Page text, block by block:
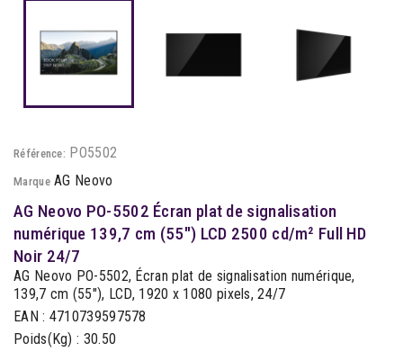
Référence: PO5502
Marque AG Neovo
AG Neovo PO-5502 Écran plat de signalisation
numérique 139,7 cm (55") LCD 2500 cd/m² Full HD
Noir 24/7
AG Neovo PO-5502, Écran plat de signalisation numérique,
139,7 cm (55"), LCD, 1920 x 1080 pixels, 24/7
EAN : 4710739597578
Poids(Kg) : 30.50